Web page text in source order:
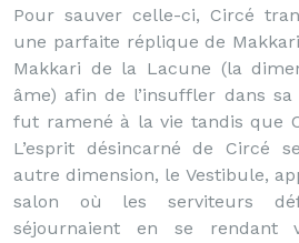
Pour sauver celle-ci, Circé
une parfaite réplique de
Makkari de la Lacune (la
âme) afin de l’insuffler dans
fut ramené à la vie tandis que
L’esprit désincarné de Circé
autre dimension, le Vestibule,
salon où les serviteurs
séjournaient en se rendant